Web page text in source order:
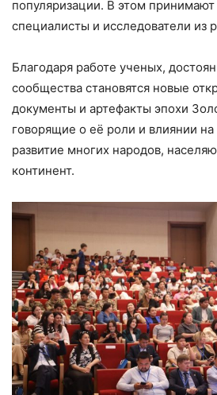
популяризации. В этом принимают
специалисты и исследователи из
Благодаря работе ученых,
сообщества становятся новые
документы и артефакты эпохи
говорящие о её роли и влиянии
развитие многих народов,
континент.